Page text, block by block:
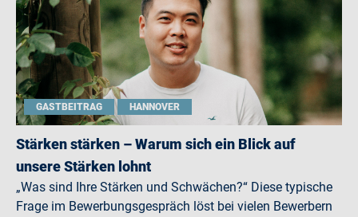
GASTBEITRAG HANNOVER
Stärken stärken – Warum sich ein Blick auf
unsere Stärken lohnt
„Was sind Ihre Stärken und Schwächen?“ Diese typische
Frage im Bewerbungsgespräch löst bei vielen Bewerbern